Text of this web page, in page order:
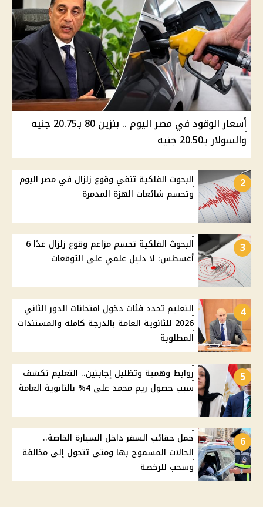
أسعار الوقود في مصر اليوم .. بنزين 80 بـ20.75 جنيه
والسولار بـ20.50 جنيه
2
البحوث الفلكية تنفي وقوع زلزال في مصر اليوم
وتحسم شائعات الهزة المدمرة
3
البحوث الفلكية تحسم مزاعم وقوع زلزال غدًا 6
أغسطس: لا دليل علمي على التوقعات
4
التعليم تحدد فئات دخول امتحانات الدور الثاني
2026 للثانوية العامة بالدرجة كاملة والمستندات
المطلوبة
5
روابط وهمية وتظليل إجابتين.. التعليم تكشف
سبب حصول ريم محمد على 4% بالثانوية العامة
6
حمل حقائب السفر داخل السيارة الخاصة..
الحالات المسموح بها ومتى تتحول إلى مخالفة
وسحب للرخصة